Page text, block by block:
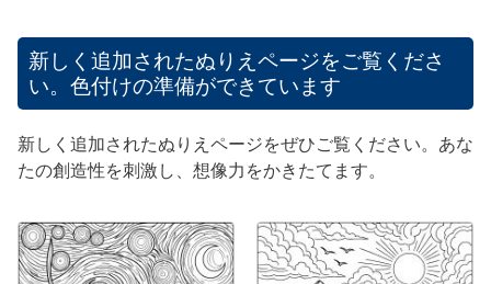
新しく追加されたぬりえページをご覧くださ
い。色付けの準備ができています
新しく追加されたぬりえページをぜひご覧ください。あな
たの創造性を刺激し、想像力をかきたてます。